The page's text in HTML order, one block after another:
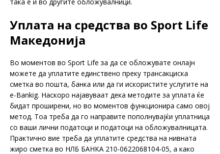
Уплата на средства во Sport Life
Македонија
Во моментов во Sport Life за да се обложувате онлајн
можете да уплатите единствено преку трансакциска
сметка во пошта, банка или да ги искористите услугите на
е-Bankig. Наскоро најавуваат дека методите за уплата ќе
бидат проширени, но во моментов функционира само овој
метод. Тоа треба да го направите пополнувајќи уплатница
со ваши лични податоци и податоци на обложувалницата.
Практично вие треба да уплатите средства на нивната
жиро сметка во НЛБ БАНКА 210-0622068104-05, а како